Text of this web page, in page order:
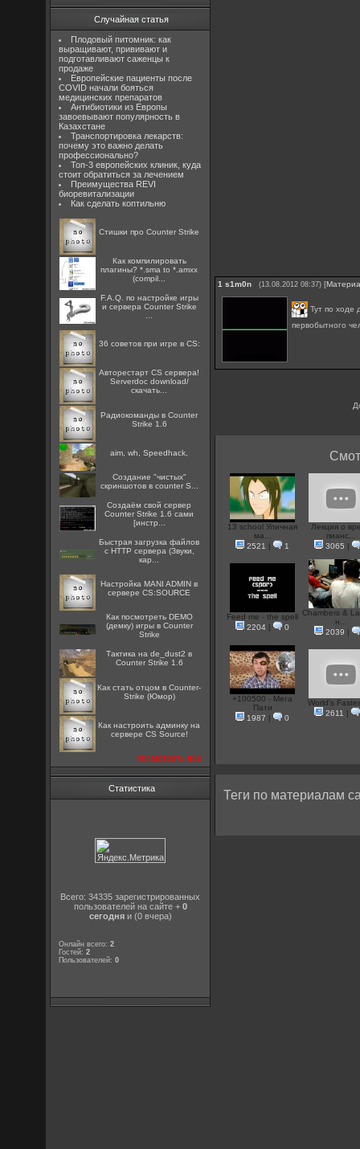
Случайная статья
Плодовый питомник: как
выращивают, прививают и
подготавливают саженцы к
продаже
Европейские пациенты после
COVID начали бояться
медицинских препаратов
Антибиотики из Европы
завоевывают популярность в
Казахстане
Транспортировка лекарств:
почему это важно делать
профессионально?
Топ-3 европейских клиник, куда
стоит обратиться за лечением
Преимущества REVI
биоревитализации
Как сделать коптильню
Стишки про Counter Strike
Как компилировать
плагины? *.sma to *.amxx
(compil...
F.A.Q. по настройке игры
и сервера Counter Strike
36 советов при игре в CS:
Авторестарт CS сервера!
Serverdoc download/
скачать...
Радиокоманды в Counter
Strike 1.6
aim, wh, Speedhack,
Создание "чистых"
скриншотов в counter S...
Создаём свой сервер
Counter Strike 1.6 сами
[инстр...
Быстрая загрузка файлов
с HTTP сервера (Звуки,
кар...
Настройка MANI ADMIN в
сервере CS:SOURCE
Как посмотреть DEMO
(демку) игры в Counter
Strike
Тактика на de_dust2 в
Counter Strike 1.6
Как стать отцом в Counter-
Strike (Юмор)
Как настроить админку на
сервере CS Source!
посмотреть все
Статистика
Всего: 34335 зарегистрированных
пользователей на сайте + 0
сегодняи (0 вчера)
Онлайн всего:2
Гостей:2
Пользователей:0
1 s1m0n (13.08.2012 08:37) [
Тут по ходе
первобытного
13 school Уличная
ма...
2521 | 1
Лекция о
пианс...
3065 |
Feed me - the spell
2204 | 0
Chambers &
н...
2039 |
+100500 - Мега
Пати
1987 | 0
World's
2611 |
Теги по материалам